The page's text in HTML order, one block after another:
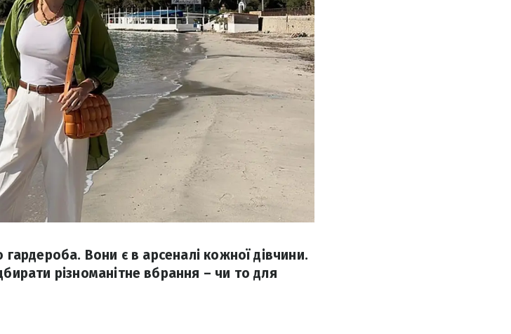
Вони є в арсеналі кожної дівчини.
різноманітне вбрання – чи то для